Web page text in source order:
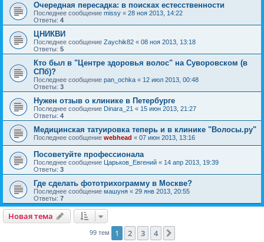
Очередная пересадка: в поисках естесственности
Последнее сообщение missy « 28 ноя 2013, 14:22
Ответы: 4
ЦНИКВИ
Последнее сообщение Zaychik82 « 08 ноя 2013, 13:18
Ответы: 5
Кто был в "Центре здоровья волос" на Суворовском (в
СПб)?
Последнее сообщение pan_ochka « 12 июл 2013, 00:48
Ответы: 3
Нужен отзыв о клинике в Петербурге
Последнее сообщение Dinara_21 « 15 июн 2013, 21:27
Ответы: 4
Медицинская татуировка теперь и в клинике "Волосы.ру"
Последнее сообщение webhead « 07 июн 2013, 13:16
Посоветуйте профессионала
Последнее сообщение Царьков_Евгений « 14 апр 2013, 19:39
Ответы: 3
Где сделать фототрихограмму в Москве?
Последнее сообщение машуня « 29 янв 2013, 20:55
Ответы: 7
Новая тема
99 тем 1 2 3 4